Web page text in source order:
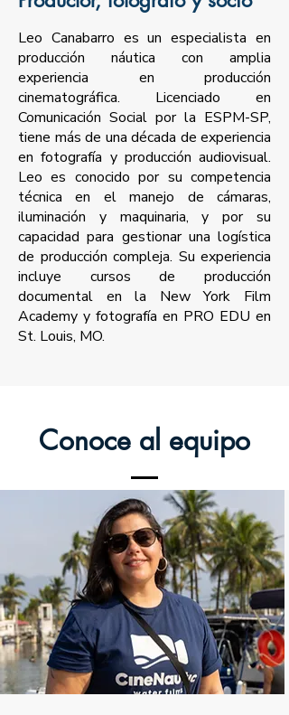
Leo Canabarro es un especialista en
producción náutica con amplia
experiencia en producción
cinematográfica. Licenciado en
Comunicación Social por la ESPM-SP,
tiene más de una década de experiencia
en fotografía y producción audiovisual.
Leo es conocido por su competencia
técnica en el manejo de cámaras,
iluminación y maquinaria, y por su
capacidad para gestionar una logística
de producción compleja. Su experiencia
incluye cursos de producción
documental en la New York Film
Academy y fotografía en PRO EDU en
St. Louis, MO.
Conoce al equipo